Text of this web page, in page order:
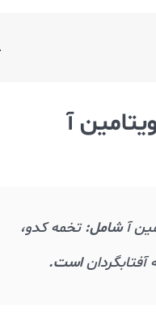
آ
آشامل:تخمه کدو،
است.